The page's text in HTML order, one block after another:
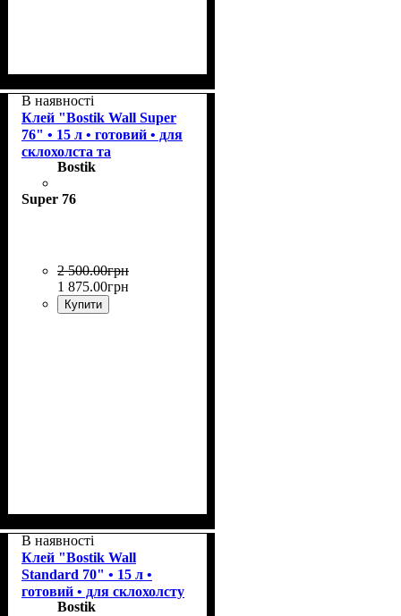
Склополотно, шпалери
паперові, вінілові на
паперовій і флізеліновій
основі, шпалери акрилові.
В наявності
Клей "Bostik Wall Super
76" • 15 л • готовий • для
склохолста та
склошпалер
Bostik
Super 76
2 500.00грн
1 875.00грн
Купити
Склошпалери, флізелін,
вінілові шпалери на
паперовій основі, для
тканинних шпалер, для
важких шпалер.
В наявності
Клей "Bostik Wall
Standard 70" • 15 л •
готовий • для склохолсту
Bostik